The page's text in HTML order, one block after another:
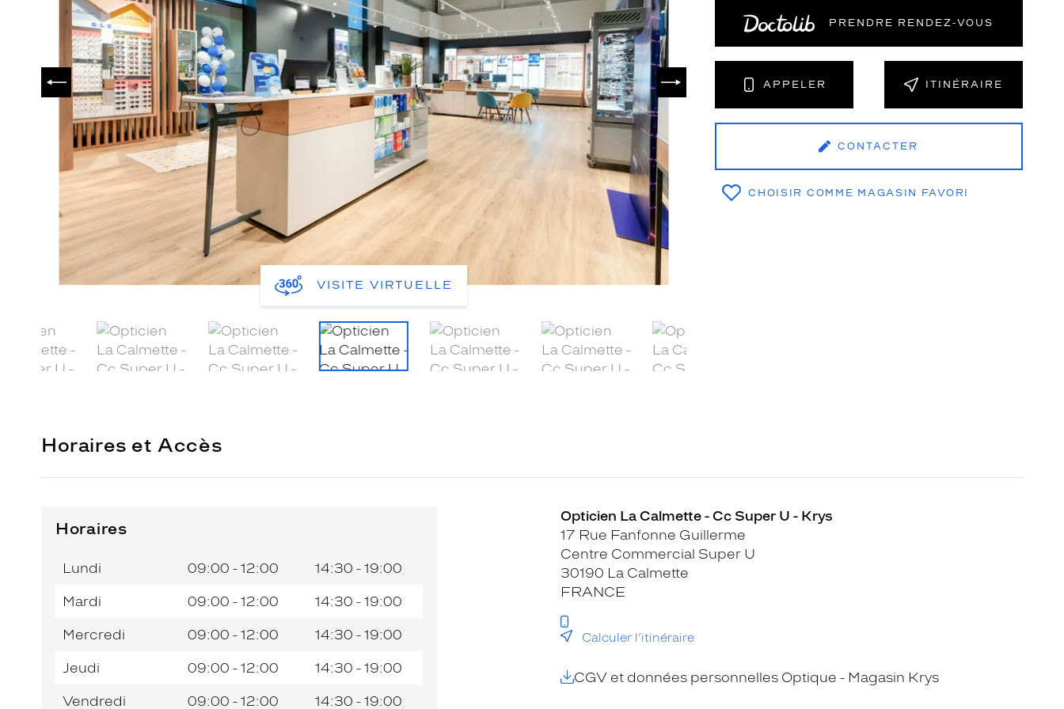
PRÉCÉDENT SUIVANT
VISITE VIRTUELLE
PRENDRE RENDEZ‑VOUS
APPELER ITINÉRAIRE
CONTACTER
CHOISIR COMME MAGASIN FAVORI
Horaires et Accès
Horaires
Jour de
semaine
Horaires
l’après-
Lundi 09:00 - 12:00 14:30 - 19:00
Mardi 09:00 - 12:00 14:30 - 19:00
Mercredi 09:00 - 12:00 14:30 - 19:00
Jeudi 09:00 - 12:00 14:30 - 19:00
Vendredi 09:00 - 12:00 14:30 - 19:00
Opticien La Calmette - Cc Super U - Krys
17 Rue Fanfonne Guillerme
Centre Commercial Super U
30190 La Calmette
FRANCE
Calculer l’itinéraire
CGV et données personnelles Optique - Magasin Krys